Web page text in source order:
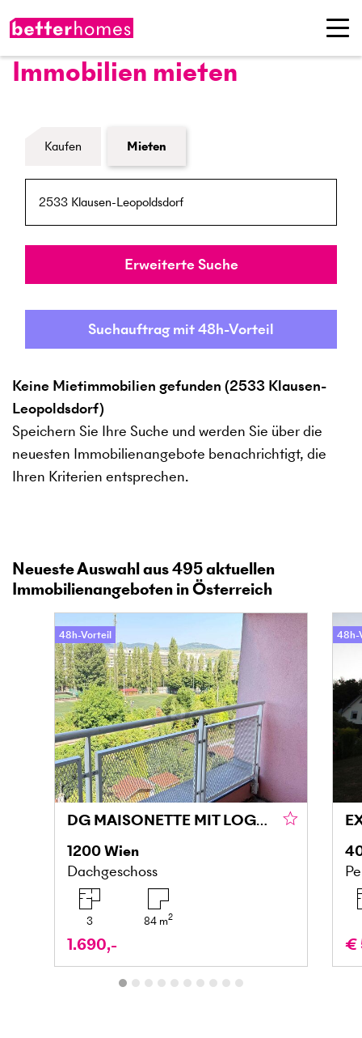
Immobilien mieten
Formular Immobiliensuche
Kaufen Mieten
Umkreis
Erweiterte Suche
Suchauftrag mit 48h-Vorteil
Keine Mietimmobilien gefunden (2533 Klausen-
Leopoldsdorf)
Speichern Sie Ihre Suche und werden Sie über die
neuesten Immobilienangebote benachrichtigt, die
Ihren Kriterien entsprechen.
Neueste Auswahl aus495aktuellen
Immobilienangeboten in Österreich
48h-Vorteil
DG MAISONETTE MIT LOGGIA UND GRÜNBLICK IN DONAU NÄHE
1200Wien
Dachgeschoss
3 84m2
1.690,-
48h-
€